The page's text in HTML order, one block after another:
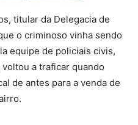
titular da Delegacia de
o criminoso vinha sendo
equipe de policiais civis,
a traficar quando
de antes para a venda de